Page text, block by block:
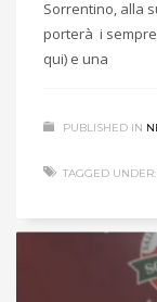
Sorrentino, alla
porterà i sempre
qui) e una
PUBLISHED IN
TAGGED UNDER: